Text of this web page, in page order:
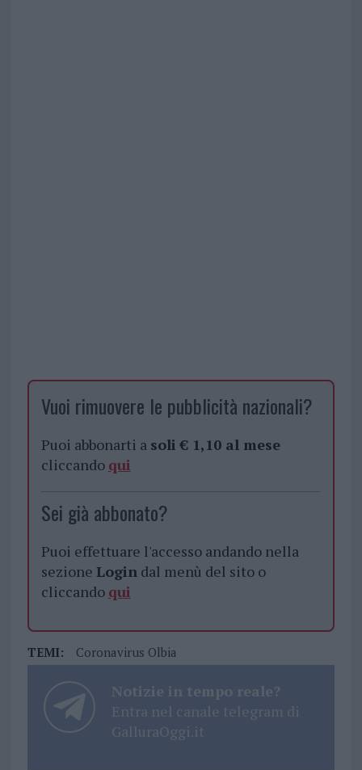
Vuoi rimuovere le pubblicità nazionali?
Puoi abbonarti a soli € 1,10 al mese
cliccando qui
Sei già abbonato?
Puoi effettuare l'accesso andando nella
sezione Logindal menù del sito o
cliccando qui
TEMI: Coronavirus Olbia
Notizie in tempo reale?
Entra nel canale telegram di
GalluraOggi.it